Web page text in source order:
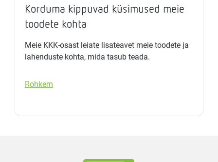
Korduma kippuvad küsimused meie
toodete kohta
Meie KKK-osast leiate lisateavet meie toodete ja
lahenduste kohta, mida tasub teada.
Rohkem